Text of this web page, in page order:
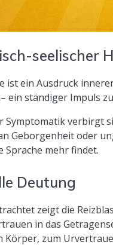
seelischer
ist ein Ausdruck
ein ständiger Impuls
Symptomatik verbirgt
Geborgenheit oder
Sprache mehr findet.
Deutung
zeigt die
in das
Körper, zum